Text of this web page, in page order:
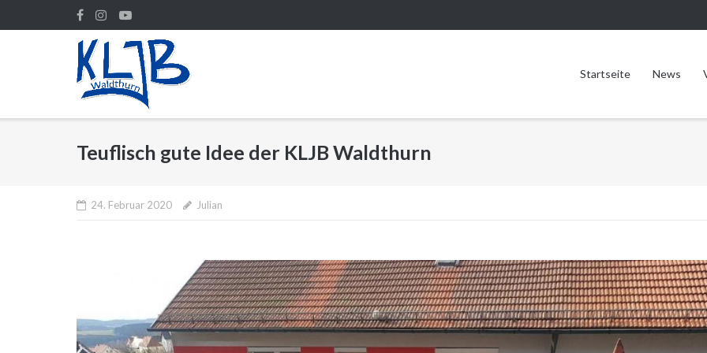
zum
Startseite News
Teuflisch gute Idee der KLJB Waldthurn
24. Februar 2020 Julian